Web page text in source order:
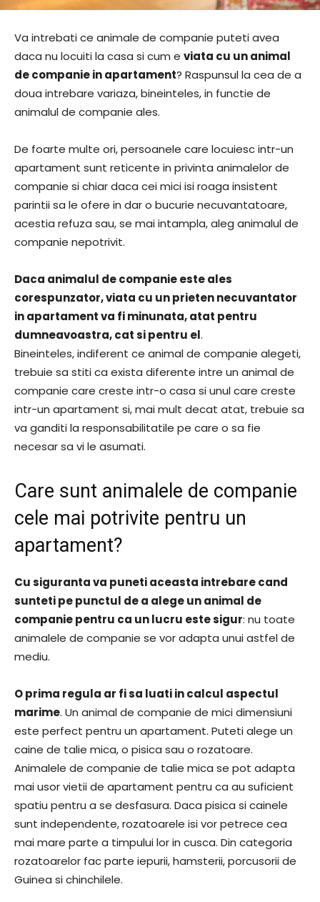
Va intrebati ce animale de companie puteti avea
daca nu locuiti la casa si cum e viata cu un animal
de companie in apartament? Raspunsul la cea de a
doua intrebare variaza, bineinteles, in functie de
animalul de companie ales.
De foarte multe ori, persoanele care locuiesc intr-un
apartament sunt reticente in privinta animalelor de
companie si chiar daca cei mici isi roaga insistent
parintii sa le ofere in dar o bucurie necuvantatoare,
acestia refuza sau, se mai intampla, aleg animalul de
companie nepotrivit.
Daca animalul de companie este ales
corespunzator, viata cu un prieten necuvantator
in apartament va fi minunata, atat pentru
dumneavoastra, cat si pentru el.
Bineinteles, indiferent ce animal de companie alegeti,
trebuie sa stiti ca exista diferente intre un animal de
companie care creste intr-o casa si unul care creste
intr-un apartament si, mai mult decat atat, trebuie sa
va ganditi la responsabilitatile pe care o sa fie
necesar sa vi le asumati.
Care sunt animalele de companie
cele mai potrivite pentru un
apartament?
Cu siguranta va puneti aceasta intrebare cand
sunteti pe punctul de a alege un animal de
companie pentru ca un lucru este sigur: nu toate
animalele de companie se vor adapta unui astfel de
mediu.
O prima regula ar fi sa luati in calcul aspectul
marime. Un animal de companie de mici dimensiuni
este perfect pentru un apartament. Puteti alege un
caine de talie mica, o pisica sau o rozatoare.
Animalele de companie de talie mica se pot adapta
mai usor vietii de apartament pentru ca au suficient
spatiu pentru a se desfasura. Daca pisica si cainele
sunt independente, rozatoarele isi vor petrece cea
mai mare parte a timpului lor in cusca. Din categoria
rozatoarelor fac parte iepurii, hamsterii, porcusorii de
Guinea si chinchilele.